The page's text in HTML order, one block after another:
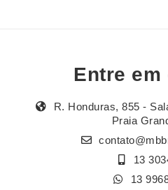
Entre em
R. Honduras, 855 -
Praia
13
13